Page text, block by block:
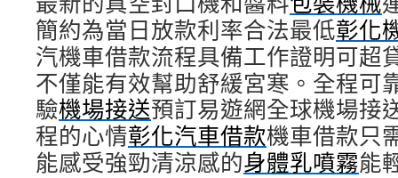
簡約為當日放款利率合法最低彰化
汽機車借款流程具備工作證明可超
不僅能有效幫助舒緩宮寒。全程可
驗機場接送預訂易遊網全球機場接
程的心情彰化汽車借款機車借款只
能感受強勁清涼感的身體乳噴霧能